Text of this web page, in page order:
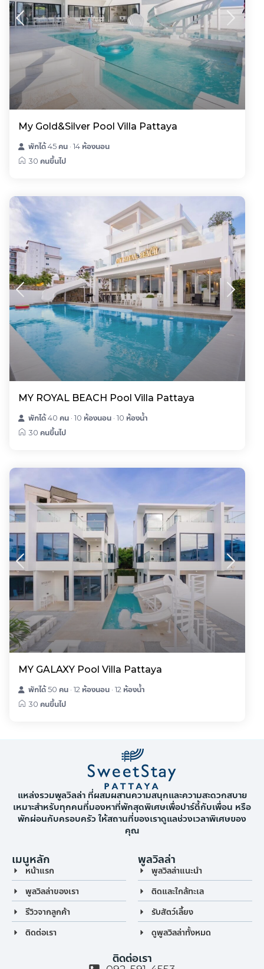
My Gold&Silver Pool Villa Pattaya
พักได้ 45 คน · 14 ห้องนอน
30 คนขึ้นไป
MY ROYAL BEACH Pool Villa Pattaya
พักได้ 40 คน · 10 ห้องนอน · 10 ห้องน้ำ
30 คนขึ้นไป
MY GALAXY Pool Villa Pattaya
พักได้ 50 คน · 12 ห้องนอน · 12 ห้องน้ำ
30 คนขึ้นไป
แหล่งรวมพูลวิลล่า ที่ผสมผสานความสนุกและความสะดวกสบาย
เหมาะสำหรับทุกคนที่มองหาที่พักสุดพิเศษเพื่อปาร์ตี้กับเพื่อน หรือ
พักผ่อนกับครอบครัว ให้สถานที่ของเราดูแลช่วงเวลาพิเศษของ
คุณ
เมนูหลัก
หน้าแรก
พูลวิลล่าของเรา
รีวิวจากลูกค้า
ติดต่อเรา
พูลวิลล่า
พูลวิลล่าแนะนำ
ติดและใกล้ทะเล
รับสัตว์เลี้ยง
ดูพูลวิลล่าทั้งหมด
ติดต่อเรา